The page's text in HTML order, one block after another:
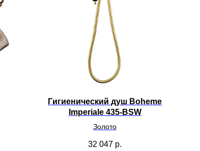
Гигиенический душ Boheme
Imperiale 435-BSW
Золото
32 047 р.